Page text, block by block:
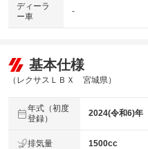
ディーラ
ー車
-
基本仕様
（レクサスＬＢＸ 宮城県）
年式（初度
登録）
2024(令和6)年
排気量 1500cc